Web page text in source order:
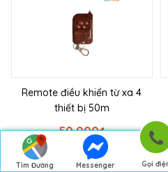
Tìm Đường
Messenger Gọi
Remote điều khiển từ xa 4
thiết bị 50m
₫
50.000